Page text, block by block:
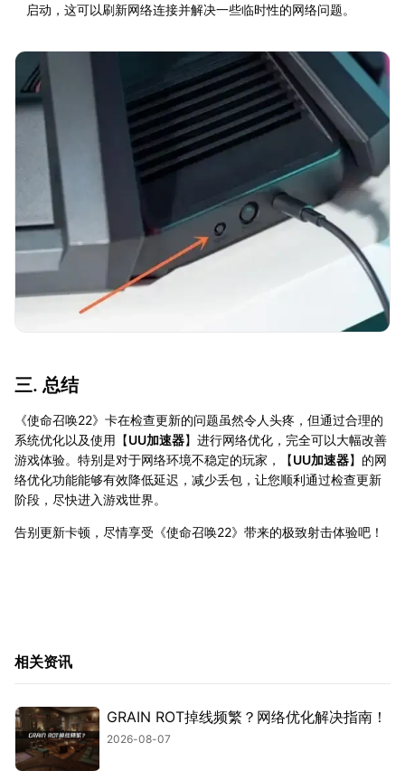
启动，这可以刷新网络连接并解决一些临时性的网络问题。
三. 总结
《使命召唤22》卡在检查更新的问题虽然令人头疼，但通过合理的
系统优化以及使用【UU加速器】进行网络优化，完全可以大幅改善
游戏体验。特别是对于网络环境不稳定的玩家，【UU加速器】的网
络优化功能能够有效降低延迟，减少丢包，让您顺利通过检查更新
阶段，尽快进入游戏世界。
告别更新卡顿，尽情享受《使命召唤22》带来的极致射击体验吧！
相关资讯
GRAIN ROT掉线频繁？网络优化解决指南！
2026-08-07